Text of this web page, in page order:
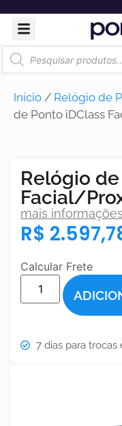
Início / Relógio de
de Ponto iDClass
Relógio
Facial/
mais informações
R$
Calcular Frete
7 dias para